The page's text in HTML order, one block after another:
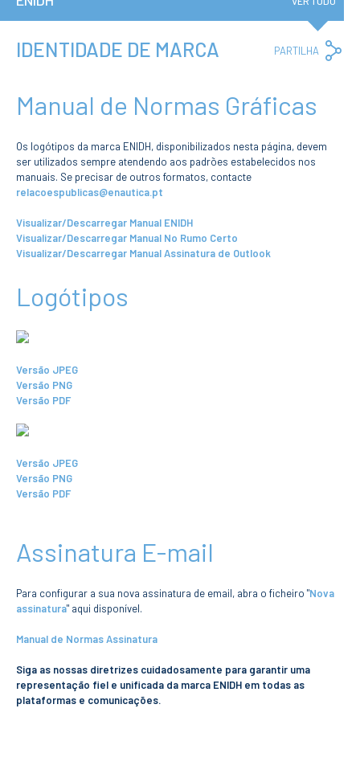
Privacidade e
RGPD
Qualidade
Identidade de
Protocolos
Recrutamento
Contratação
Pública
Campus
Notícias
Centenário ENIDH
Reconhecimento
CURSOS
Mestrados
Cursos TeSP
Duração
CANDIDATURAS
Cursos TeSP
Internacionais
Reingresso
Preparatórios
ERASMUS +
Erasmus
IDENTIDADE DE MARCA PARTILHA
Manual de Normas Gráficas
Os logótipos da marca ENIDH, disponibilizados nesta página, devem
ser utilizados sempre atendendo aos padrões estabelecidos nos
manuais. Se precisar de outros formatos, contacte
relacoespublicas@enautica.pt
Visualizar/Descarregar Manual ENIDH
Visualizar/Descarregar Manual No Rumo Certo
Visualizar/Descarregar Manual Assinatura de Outlook
Logótipos
Versão JPEG
Versão PNG
Versão PDF
Versão JPEG
Versão PNG
Versão PDF
Assinatura E-mail
Para configurar a sua nova assinatura de email, abra o ficheiro "Nova
assinatura" aqui disponível.
Manual de Normas Assinatura
Siga as nossas diretrizes cuidadosamente para garantir uma
representação fiel e unificada da marca ENIDH em todas as
plataformas e comunicações.